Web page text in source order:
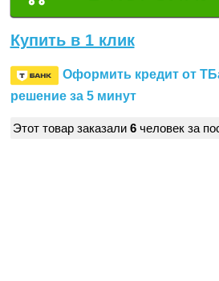
Купить в 1 клик
Оформить кредит от
решение за 5 минут
Этот товар заказали 6человек за